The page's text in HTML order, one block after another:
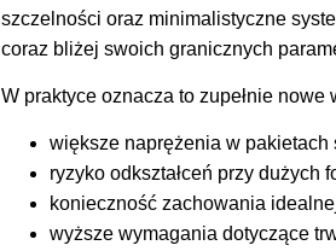
szczelności oraz minimalistyczne
coraz bliżej swoich granicznych
W praktyce oznacza to zupełnie
większe naprężenia w pakietach
ryzyko odkształceń przy dużych
konieczność zachowania
wyższe wymagania dotyczące